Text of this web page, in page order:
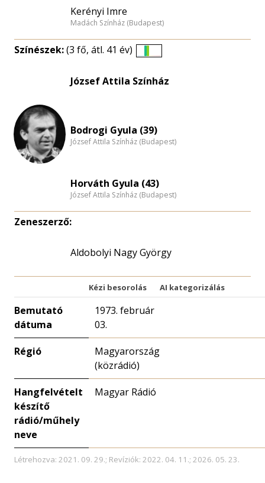
Kerényi Imre
Madách Színház (Budapest)
Színészek:(3 fő, átl. 41 év)
eloszlás
József Attila Színház
Bodrogi Gyula (39)
József Attila Színház (Budapest)
Horváth Gyula (43)
József Attila Színház (Budapest)
Zeneszerző:
Aldobolyi Nagy György
Kézi besorolás AI kategorizálás
Bemutató
dátuma
1973. február
03.
Régió
Magyarország
(közrádió)
Hangfelvételt
készítő
rádió/műhely
neve
Magyar Rádió
Létrehozva: 2021. 09. 29.; Revíziók: 2022. 04. 11.; 2026. 05. 23.